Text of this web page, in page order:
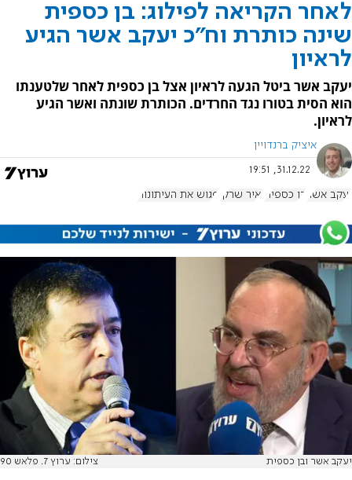
לאחר הקריאה לפילוג: בן כספית
שינה כותרת וח"כ יעקב אשר הגיע
לראיון
יעקב אשר ביטל הגעה לראיון אצל בן כספית לאחר שלטענתו
הוא הסית בטורו נגד החרדים. הכותרת שונתה ואשר הגיע
לראיון.
איציק ברנדויין
31.12.22, 19:51
יעקב אשר בן כספית יאיר שרקי פגוש את העיתונות
יעקב אשר ובן כספית צילום: ערוץ 7. פלאש 90